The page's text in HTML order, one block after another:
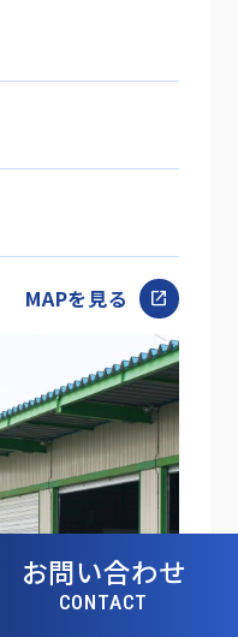
お問い合わせ
CONTACT
MAPを見る open_in_new